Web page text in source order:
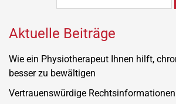
Aktuelle Beiträge
Wie ein Physiotherapeut Ihnen hilft,
besser zu bewältigen
Vertrauenswürdige